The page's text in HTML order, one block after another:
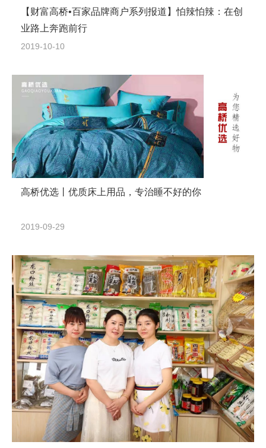
【财富高桥•百家品牌商户系列报道】怕辣怕辣：在创
业路上奔跑前行
2019-10-10
高桥优选丨优质床上用品，专治睡不好的你
2019-09-29